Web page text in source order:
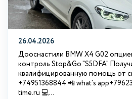
26.04.2026
Дооснастили BMW X4 G02
контроль Stop&Go "S5DFA"
квалифицированную помощь от
+74951368844 📲 what's
time.ru 💻...